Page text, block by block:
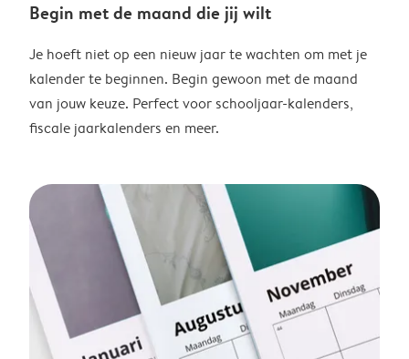
Begin met de maand die jij wilt
Je hoeft niet op een nieuw jaar te wachten om met je
kalender te beginnen. Begin gewoon met de maand
van jouw keuze. Perfect voor schooljaar-kalenders,
fiscale jaarkalenders en meer.